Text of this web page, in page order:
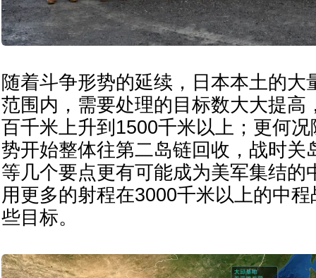
随着斗争形势的延续，日本本土的大
范围内，需要处理的目标数大大提高
百千米上升到1500千米以上；更何
势开始整体往第二岛链回收，战时关
等几个要点更有可能成为美军集结的
用更多的射程在3000千米以上的中
些目标。